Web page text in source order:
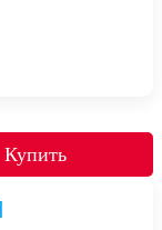
Купить